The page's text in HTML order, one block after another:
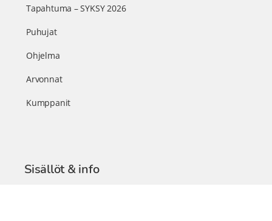
Tapahtuma – SYKSY 2026
Puhujat
Ohjelma
Arvonnat
Kumppanit
Sisällöt & info